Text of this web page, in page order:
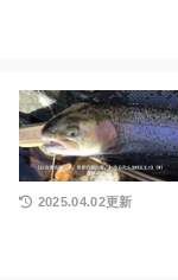
2025.04.02更新